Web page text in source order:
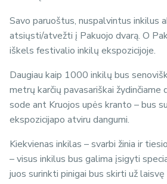
Savo paruoštus, nuspalvintus inkilus
atsiųsti/atvežti į Pakuojo dvarą. O
iškels festivalio inkilų ekspozicijoje.
Daugiau kaip 1000 inkilų bus
metrų karčių pavasariškai žydinčiame
sode ant Kruojos upės kranto – bus
ekspozicijapo atviru dangumi.
Kiekvienas inkilas – svarbi žinia ir
– visus inkilus bus galima įsigyti
juos surinkti pinigai bus skirti už laisvę